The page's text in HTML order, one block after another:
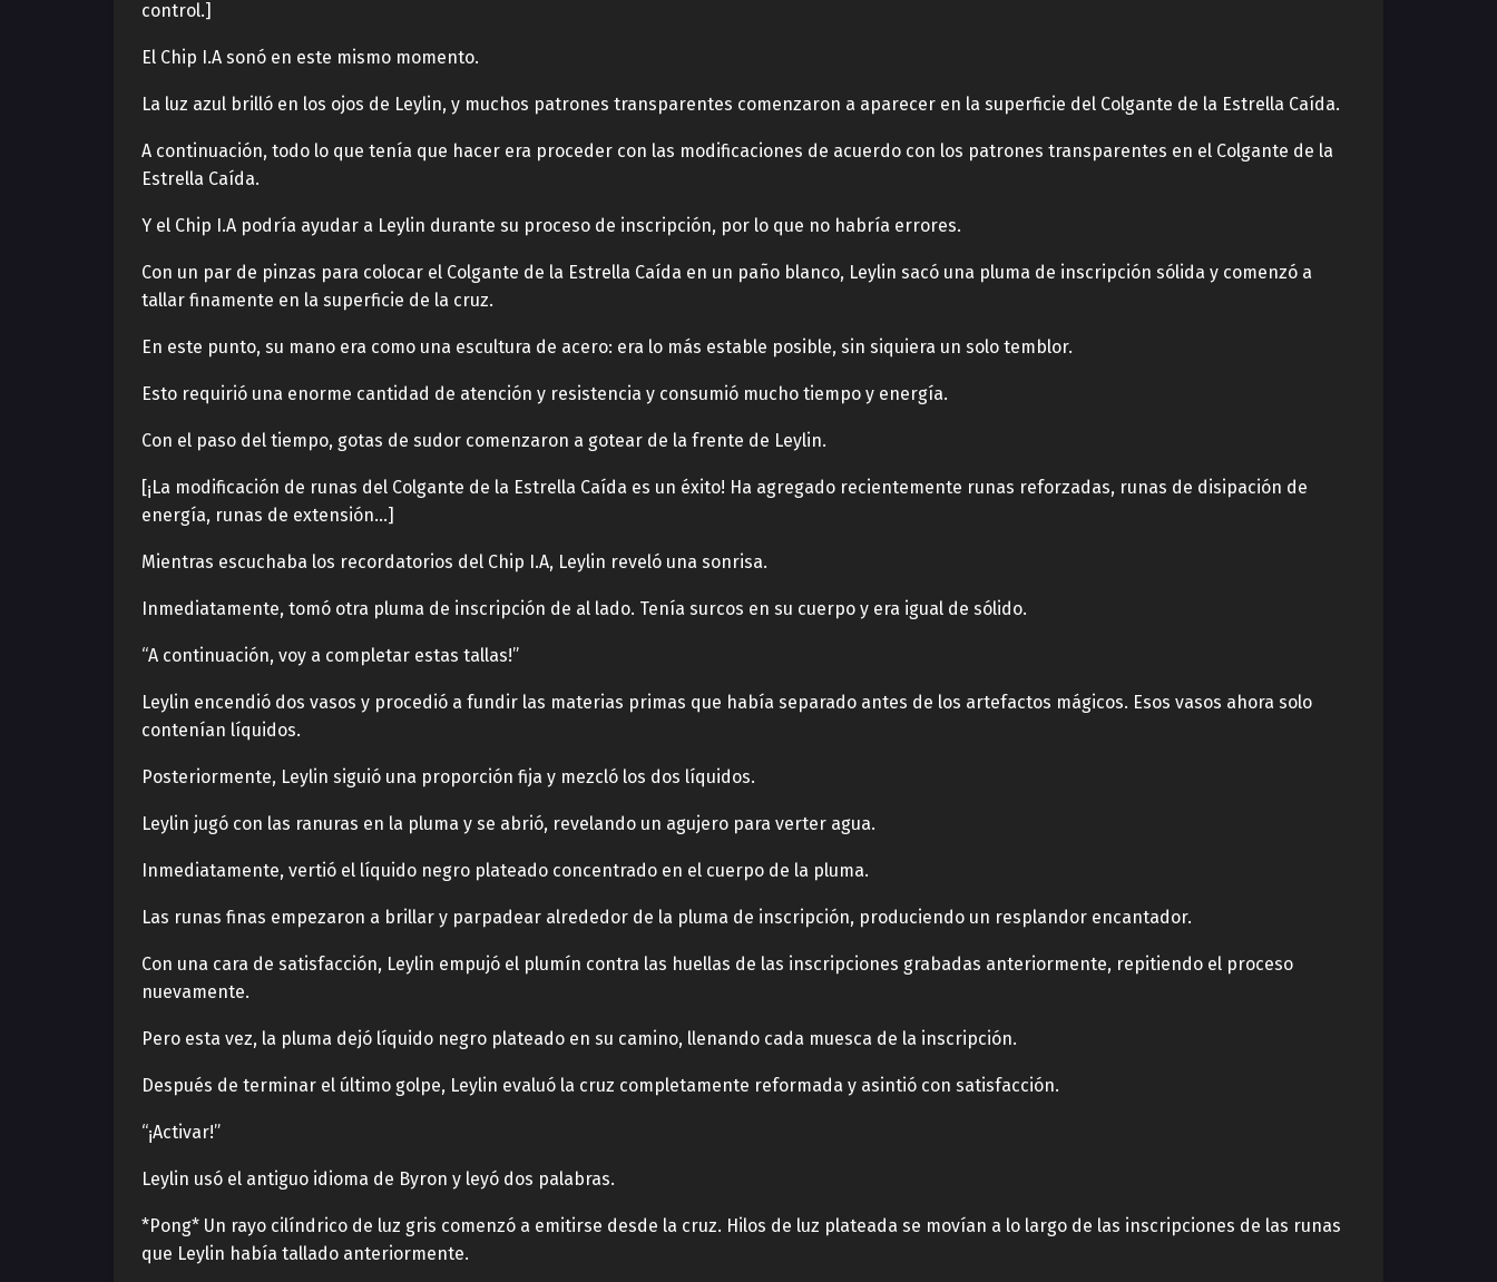
control.]
El Chip I.A sonó en este mismo momento.
La luz azul brilló en los ojos de Leylin, y muchos patrones transparentes comenzaron a aparecer en la superficie del Colgante de la Estrella Caída.
A continuación, todo lo que tenía que hacer era proceder con las modificaciones de acuerdo con los patrones transparentes en el Colgante de la
Estrella Caída.
Y el Chip I.A podría ayudar a Leylin durante su proceso de inscripción, por lo que no habría errores.
Con un par de pinzas para colocar el Colgante de la Estrella Caída en un paño blanco, Leylin sacó una pluma de inscripción sólida y comenzó a
tallar finamente en la superficie de la cruz.
En este punto, su mano era como una escultura de acero: era lo más estable posible, sin siquiera un solo temblor.
Esto requirió una enorme cantidad de atención y resistencia y consumió mucho tiempo y energía.
Con el paso del tiempo, gotas de sudor comenzaron a gotear de la frente de Leylin.
[¡La modificación de runas del Colgante de la Estrella Caída es un éxito! Ha agregado recientemente runas reforzadas, runas de disipación de
energía, runas de extensión…]
Mientras escuchaba los recordatorios del Chip I.A, Leylin reveló una sonrisa.
Inmediatamente, tomó otra pluma de inscripción de al lado. Tenía surcos en su cuerpo y era igual de sólido.
“A continuación, voy a completar estas tallas!”
Leylin encendió dos vasos y procedió a fundir las materias primas que había separado antes de los artefactos mágicos. Esos vasos ahora solo
contenían líquidos.
Posteriormente, Leylin siguió una proporción fija y mezcló los dos líquidos.
Leylin jugó con las ranuras en la pluma y se abrió, revelando un agujero para verter agua.
Inmediatamente, vertió el líquido negro plateado concentrado en el cuerpo de la pluma.
Las runas finas empezaron a brillar y parpadear alrededor de la pluma de inscripción, produciendo un resplandor encantador.
Con una cara de satisfacción, Leylin empujó el plumín contra las huellas de las inscripciones grabadas anteriormente, repitiendo el proceso
nuevamente.
Pero esta vez, la pluma dejó líquido negro plateado en su camino, llenando cada muesca de la inscripción.
Después de terminar el último golpe, Leylin evaluó la cruz completamente reformada y asintió con satisfacción.
“¡Activar!”
Leylin usó el antiguo idioma de Byron y leyó dos palabras.
*Pong* Un rayo cilíndrico de luz gris comenzó a emitirse desde la cruz. Hilos de luz plateada se movían a lo largo de las inscripciones de las runas
que Leylin había tallado anteriormente.